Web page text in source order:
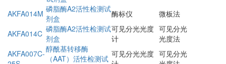
AKFA014M 磷脂酶A2活性检测试
剂盒
酶标仪
微板法
AKFA014C 磷脂酶A2活性检测试
剂盒
可见分光光度
计
可见分光
光度法
AKFA007C-醇酰基转移酶
（AAT）活性检测试 可见分光光度 可见分光